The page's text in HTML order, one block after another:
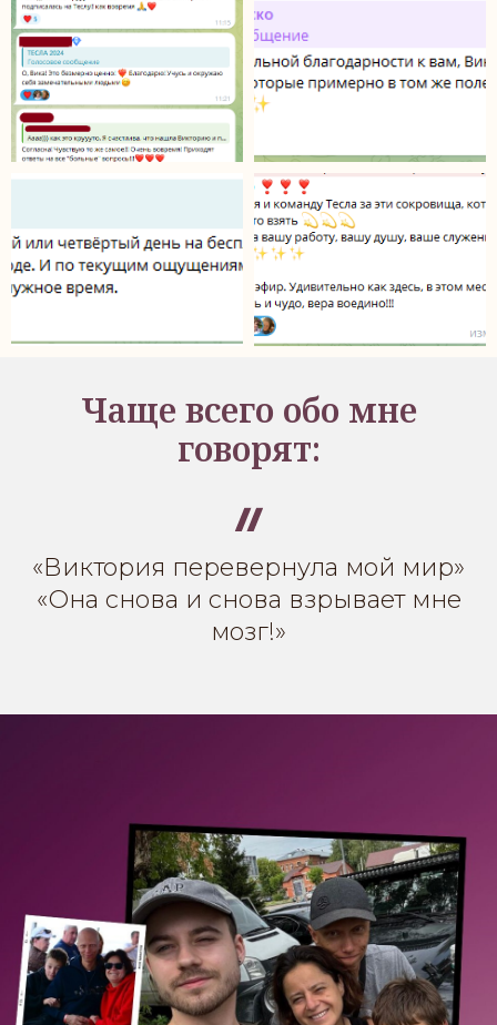
Чаще всего обо мне
говорят:
«Виктория перевернула мой мир»
«Она снова и снова взрывает мне
мозг!»